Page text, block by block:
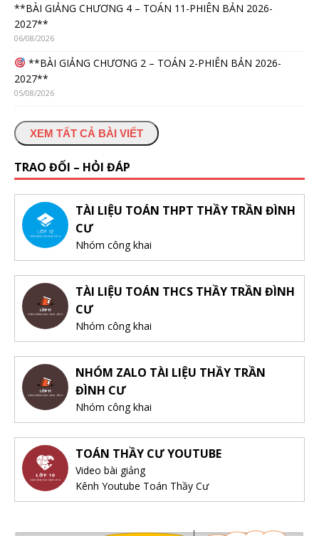
**BÀI GIẢNG CHƯƠNG 4 – TOÁN 11-PHIÊN BẢN 2026-
2027**
06/08/2026
**BÀI GIẢNG CHƯƠNG 2 – TOÁN 2-PHIÊN BẢN 2026-
2027**
05/08/2026
XEM TẤT CẢ BÀI VIẾT
TRAO ĐỔI – HỎI ĐÁP
TÀI LIỆU TOÁN THPT THẦY TRẦN ĐÌNH
CƯ
Nhóm công khai
TÀI LIỆU TOÁN THCS THẦY TRẦN ĐÌNH
CƯ
Nhóm công khai
NHÓM ZALO TÀI LIỆU THẦY TRẦN
ĐÌNH CƯ
Nhóm công khai
TOÁN THẦY CƯ YOUTUBE
Video bài giảng
Kênh Youtube Toán Thầy Cư